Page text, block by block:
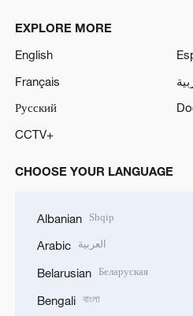
EXPLORE MORE
English
Français
Русский
CCTV+
CHOOSE YOUR LANGUAGE
Albanian Shqip
Arabic العربية
Belarusian Беларуская
Bengali বাংলা